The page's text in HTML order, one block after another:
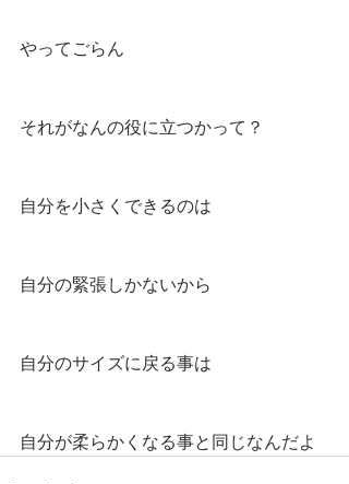
やってごらん
それがなんの役に立つかって？
自分を小さくできるのは
自分の緊張しかないから
自分のサイズに戻る事は
自分が柔らかくなる事と同じなんだよ